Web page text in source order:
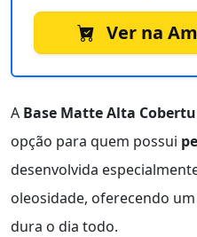
Ver na
A Base Matte Alta
opção para quem possui
desenvolvida
oleosidade, oferecendo
dura o dia todo.